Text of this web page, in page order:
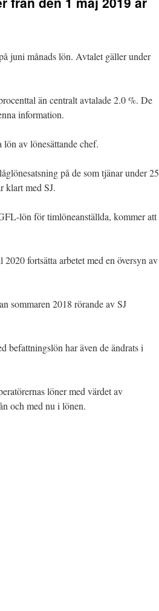
juni månads lön. Avtalet gäller under
än centralt avtalade 2.0 %. De
information.
av lönesättande chef.
på de som tjänar under 25
klart med SJ.
lön för timlöneanställda, kommer att
fortsätta arbetet med en översyn av
sommaren 2018 rörande av SJ
befattningslön har även de ändrats i
löner med värdet av
och med nu i lönen.